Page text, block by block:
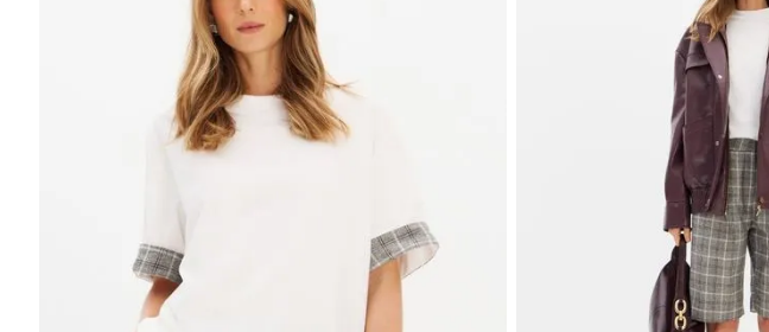
calca
vestido curto
bota
t shirt
regata
tenis